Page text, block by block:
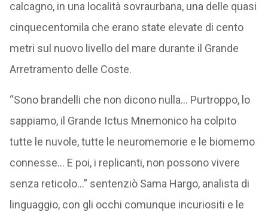
calcagno, in una località sovraurbana, una delle quasi
cinquecentomila che erano state elevate di cento
metri sul nuovo livello del mare durante il Grande
Arretramento delle Coste.
“Sono brandelli che non dicono nulla… Purtroppo, lo
sappiamo, il Grande Ictus Mnemonico ha colpito
tutte le nuvole, tutte le neuromemorie e le biomemo
connesse… E poi, i replicanti, non possono vivere
senza reticolo…” sentenziò Sama Hargo, analista di
linguaggio, con gli occhi comunque incuriositi e le